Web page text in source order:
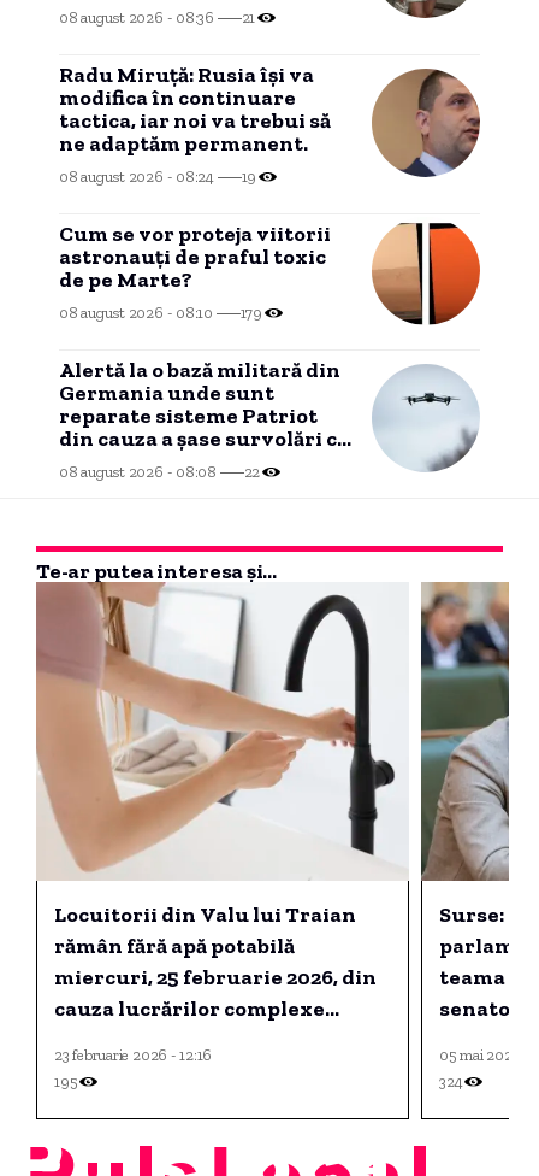
08 august 2026 - 08:36 21
Radu Miruță: Rusia își va
modifica în continuare
tactica, iar noi va trebui să
ne adaptăm permanent.
08 august 2026 - 08:24 19
Cum se vor proteja viitorii
astronauți de praful toxic
de pe Marte?
08 august 2026 - 08:10 179
Alertă la o bază militară din
Germania unde sunt
reparate sisteme Patriot
din cauza a șase survolări cu
drone neidentificate.
08 august 2026 - 08:08 22
Te-ar putea interesa și...
Locuitorii din Valu lui Traian
rămân fără apă potabilă
miercuri, 25 februarie 2026, din
cauza lucrărilor complexe
Gospodăria de apă.
23 februarie 2026 - 12:16
195
Surse:
teama
05 mai 2026 -
324